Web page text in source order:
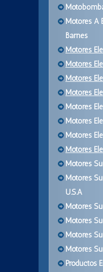
Motores A
Barnes
Motores
Motores
Motores
Motores
Motores
Motores
Motores
Motores
Motores
Motores
U.S.A
Motores
Motores
Motores
Motores
Productos